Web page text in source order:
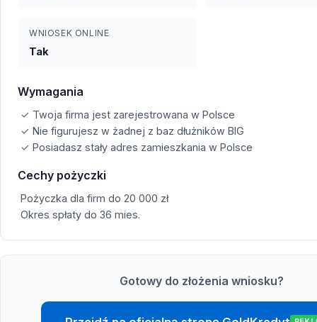
WNIOSEK ONLINE
Tak
Wymagania
✓ Twoja firma jest zarejestrowana w Polsce
✓ Nie figurujesz w żadnej z baz dłużników BIG
✓ Posiadasz stały adres zamieszkania w Polsce
Cechy pożyczki
Pożyczka dla firm do 20 000 zł
Okres spłaty do 36 mies.
Gotowy do złożenia wniosku?